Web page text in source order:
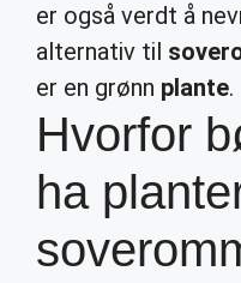
er også verdt å
alternativ til
er en grønn plante.
Hvorfor
ha